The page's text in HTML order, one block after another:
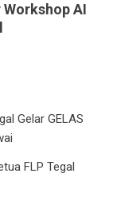
Workshop AI
Gelar GELAS
FLP Tegal